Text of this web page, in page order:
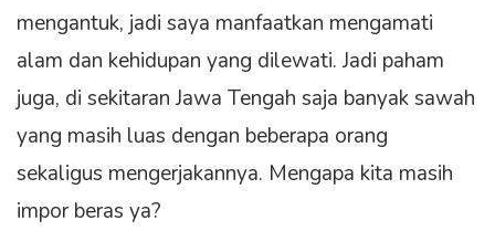
mengantuk, jadi saya manfaatkan mengamati
alam dan kehidupan yang dilewati. Jadi paham
juga, di sekitaran Jawa Tengah saja banyak sawah
yang masih luas dengan beberapa orang
sekaligus mengerjakannya. Mengapa kita masih
impor beras ya?